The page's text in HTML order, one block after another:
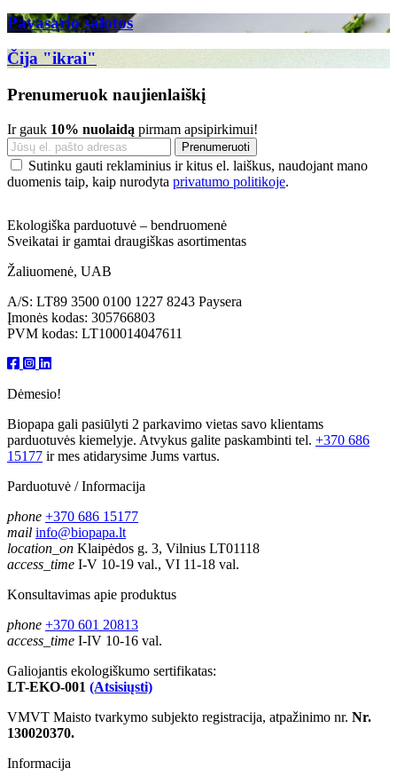
Pavasario salotos
Čija "ikrai"
Prenumeruok naujienlaiškį
Ir gauk 10% nuolaidą pirmam apsipirkimui!
Sutinku gauti reklaminius ir kitus el. laiškus, naudojant mano
duomenis taip, kaip nurodyta privatumo politikoje.
Ekologiška parduotuvė – bendruomenė
Sveikatai ir gamtai draugiškas asortimentas
Žaliuomenė, UAB
A/S: LT89 3500 0100 1227 8243 Paysera
Įmonės kodas: 305766803
PVM kodas: LT100014047611
Dėmesio!
Biopapa gali pasiūlyti 2 parkavimo vietas savo klientams
parduotuvės kiemelyje. Atvykus galite paskambinti tel. +370 686
15177 ir mes atidarysime Jums vartus.
Parduotuvė / Informacija
phone +370 686 15177
mail info@biopapa.lt
location_on Klaipėdos g. 3, Vilnius LT01118
access_time I-V 10-19 val., VI 11-18 val.
Konsultavimas apie produktus
phone +370 601 20813
access_time I-IV 10-16 val.
Galiojantis ekologiškumo sertifikatas:
LT-EKO-001 (Atsisiųsti)
VMVT Maisto tvarkymo subjekto registracija, atpažinimo nr. Nr.
130020370.
Informacija